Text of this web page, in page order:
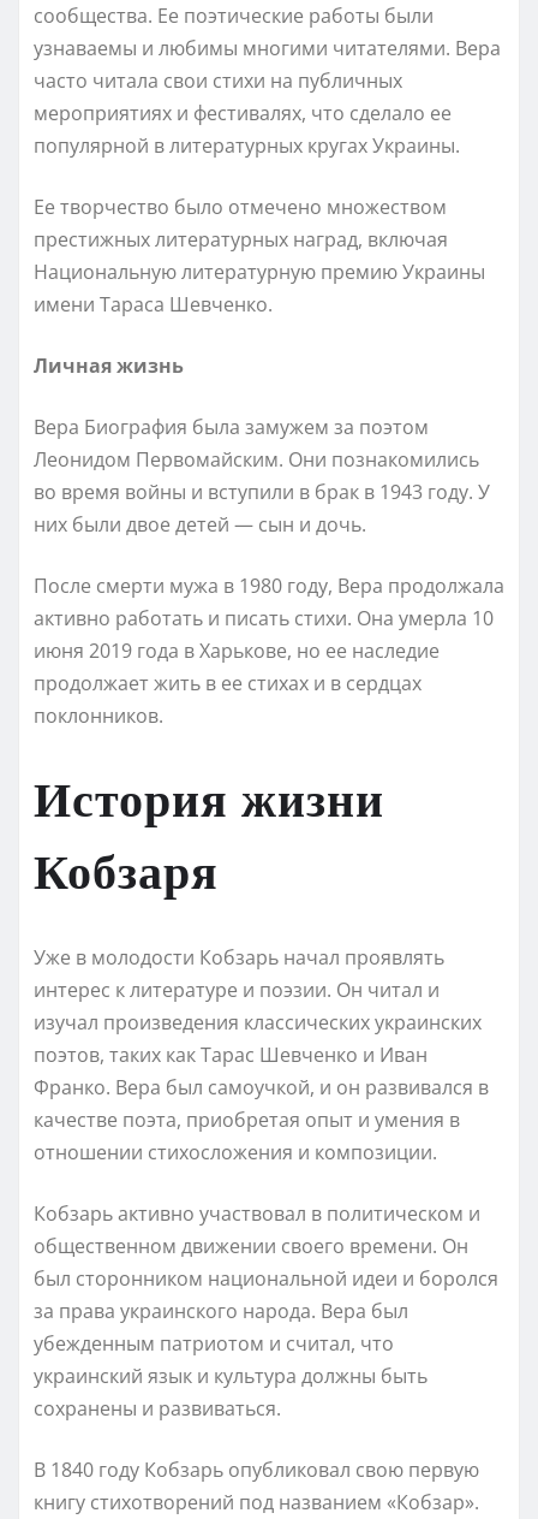
сообщества. Ее поэтические работы были
узнаваемы и любимы многими читателями. Вера
часто читала свои стихи на публичных
мероприятиях и фестивалях, что сделало ее
популярной в литературных кругах Украины.
Ее творчество было отмечено множеством
престижных литературных наград, включая
Национальную литературную премию Украины
имени Тараса Шевченко.
Личная жизнь
Вера Биография была замужем за поэтом
Леонидом Первомайским. Они познакомились
во время войны и вступили в брак в 1943 году. У
них были двое детей — сын и дочь.
После смерти мужа в 1980 году, Вера продолжала
активно работать и писать стихи. Она умерла 10
июня 2019 года в Харькове, но ее наследие
продолжает жить в ее стихах и в сердцах
поклонников.
История жизни
Кобзаря
Уже в молодости Кобзарь начал проявлять
интерес к литературе и поэзии. Он читал и
изучал произведения классических украинских
поэтов, таких как Тарас Шевченко и Иван
Франко. Вера был самоучкой, и он развивался в
качестве поэта, приобретая опыт и умения в
отношении стихосложения и композиции.
Кобзарь активно участвовал в политическом и
общественном движении своего времени. Он
был сторонником национальной идеи и боролся
за права украинского народа. Вера был
убежденным патриотом и считал, что
украинский язык и культура должны быть
сохранены и развиваться.
В 1840 году Кобзарь опубликовал свою первую
книгу стихотворений под названием «Кобзар».